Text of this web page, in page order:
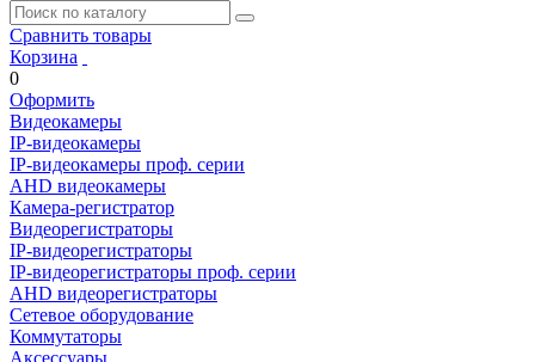
Сравнить товары
Корзина
0
Оформить
Видеокамеры
IP-видеокамеры
IP-видеокамеры проф. серии
AHD видеокамеры
Камера-регистратор
Видеорегистраторы
IP-видеорегистраторы
IP-видеорегистраторы проф. серии
AHD видеорегистраторы
Сетевое оборудование
Коммутаторы
Аксессуары